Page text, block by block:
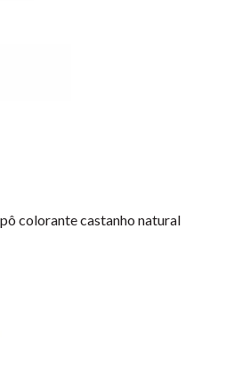
colorante castanho natural